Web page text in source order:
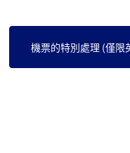
機票的特別處理 (僅限